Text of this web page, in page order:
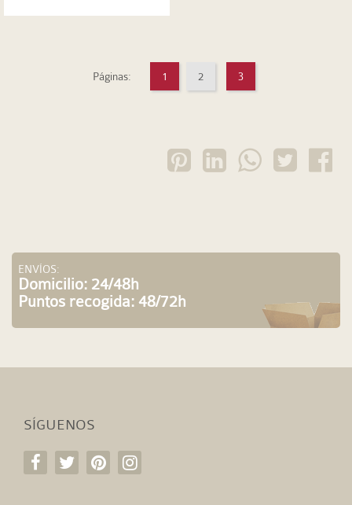
Páginas: 1 2 3
ENVÍOS:
Domicilio: 24/48h
Puntos recogida: 48/72h
SÍGUENOS